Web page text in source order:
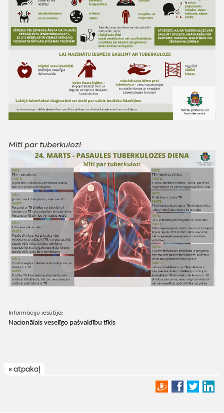
Mīti par tuberkulozi:
Informāciju iesūtīja:
Nacionālais veselīgo pašvaldību tīkls
« atpakaļ